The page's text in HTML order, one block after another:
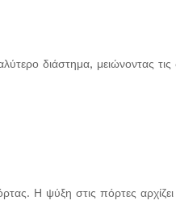
διάστημα, μειώνοντας τις
Η ψύξη στις πόρτες αρχίζει